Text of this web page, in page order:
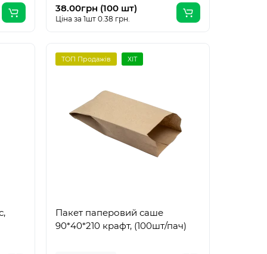
38.00грн (100 шт)
Ціна за 1шт 0.38 грн.
ТОП Продажів ХІТ
Пакет паперовий саше
90*40*210 крафт, (100шт/пач)